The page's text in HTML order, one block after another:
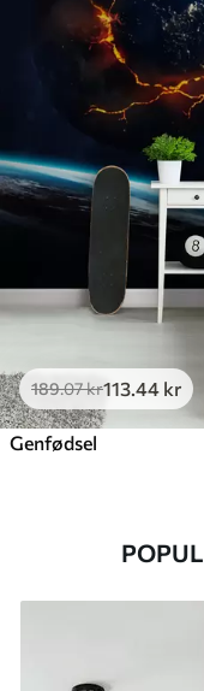
189.07kr113.44 kr
Genfødsel